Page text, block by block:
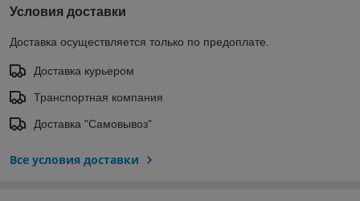
Условия доставки
Доставка осуществляется только по предоплате.
Доставка курьером
Транспортная компания
Доставка "Самовывоз"
Все условия доставки